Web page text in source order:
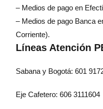
– Medios de pago en
– Medios de pago Banca
Corriente).
Líneas Atención
Sabana y Bogotá: 601
Eje Cafetero: 606 3111604